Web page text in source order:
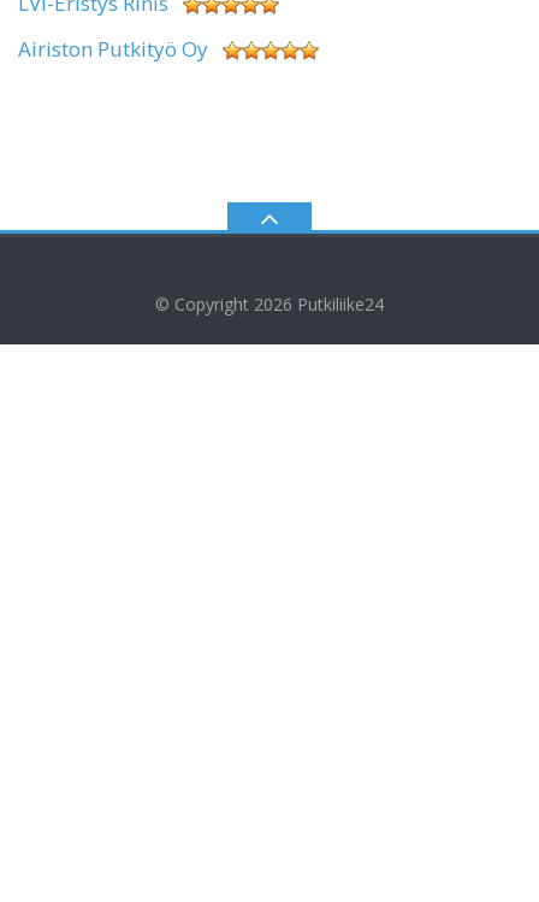
Airiston Putkityö Oy
© Copyright 2026 Putkiliike24